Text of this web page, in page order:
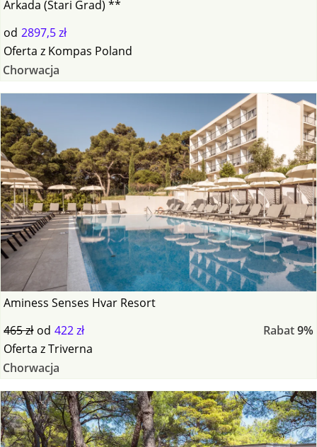
Arkada (Stari Grad) **
od 2897,5 zł
Oferta z Kompas Poland
Chorwacja
Aminess Senses Hvar Resort
465 zł od 422 zł Rabat9%
Oferta zTriverna
Chorwacja